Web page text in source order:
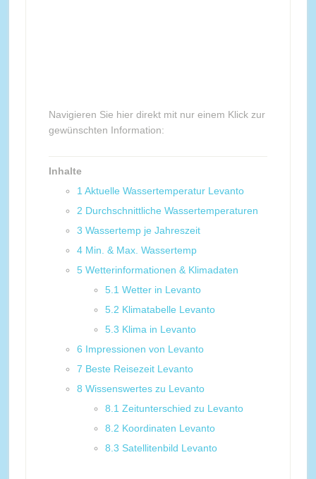
Navigieren Sie hier direkt mit nur einem Klick zur
gewünschten Information:
Inhalte
1 Aktuelle Wassertemperatur Levanto
2 Durchschnittliche Wassertemperaturen
3 Wassertemp je Jahreszeit
4 Min. & Max. Wassertemp
5 Wetterinformationen & Klimadaten
5.1 Wetter in Levanto
5.2 Klimatabelle Levanto
5.3 Klima in Levanto
6 Impressionen von Levanto
7 Beste Reisezeit Levanto
8 Wissenswertes zu Levanto
8.1 Zeitunterschied zu Levanto
8.2 Koordinaten Levanto
8.3 Satellitenbild Levanto